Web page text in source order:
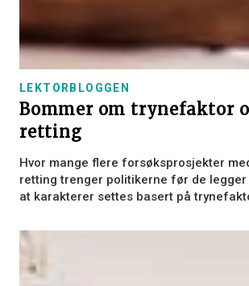
LEKTORBLOGGEN
Bommer om trynefaktor
retting
Hvor mange flere forsøksprosjekter
retting trenger politikerne før de legger
at karakterer settes basert på